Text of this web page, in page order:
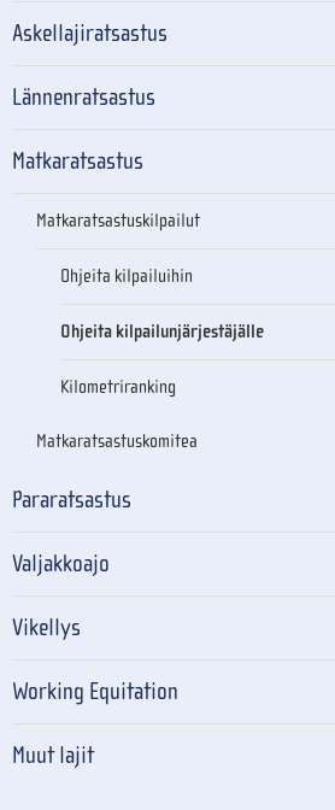
Askellajiratsastus
Lännenratsastus
Matkaratsastus
Matkaratsastuskilpailut
Ohjeita kilpailuihin
Ohjeita kilpailunjärjestäjälle
Kilometriranking
Matkaratsastuskomitea
Pararatsastus
Valjakkoajo
Vikellys
Working Equitation
Muut lajit